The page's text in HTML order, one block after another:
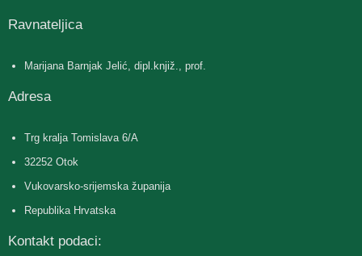
Ravnateljica
Marijana Barnjak Jelić, dipl.knjiž., prof.
Adresa
Trg kralja Tomislava 6/A
32252 Otok
Vukovarsko-srijemska županija
Republika Hrvatska
Kontakt podaci: